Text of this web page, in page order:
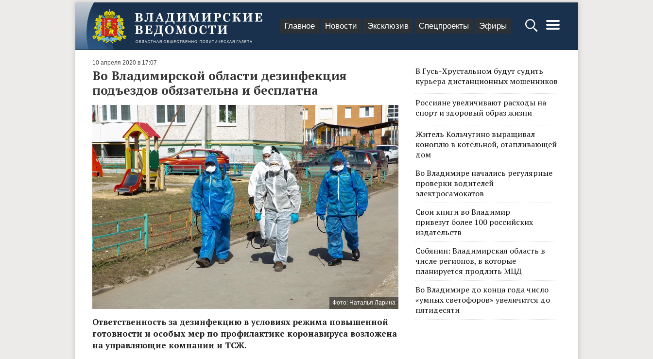
Главное Новости Эксклюзив Спецпроекты Эфиры
10 апреля 2020 в 17:07
Во Владимирской области дезинфекция
подъездов обязательна и бесплатна
Фото: Наталья Ларина
Ответственность за дезинфекцию в условиях режима повышенной
готовности и особых мер по профилактике коронавируса возложена
на управляющие компании и ТСЖ.
В Гусь-Хрустальном будут судить
курьера дистанционных мошенников
Россияне увеличивают расходы на
спорт и здоровый образ жизни
Житель Кольчугино выращивал
коноплю в котельной, отапливающей
дом
Во Владимире начались регулярные
проверки водителей
электросамокатов
Свои книги во Владимир
привезут более 100 российских
издательств
Собянин: Владимирская область в
числе регионов, в которые
планируется продлить МЦД
Во Владимире до конца года число
«умных светофоров» увеличится до
пятидесяти